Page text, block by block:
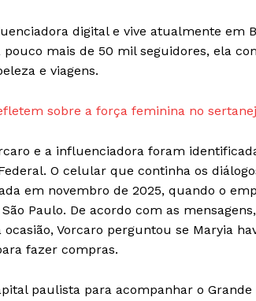
digital e vive atualmente em
pouco mais de 50 mil seguidores, ela
e viagens.
sobre a força feminina no
e a influenciadora foram
O celular que continha os
em novembro de 2025, quando o
Paulo. De acordo com as
ocasião, Vorcaro perguntou se Maryia
fazer compras.
paulista para acompanhar o